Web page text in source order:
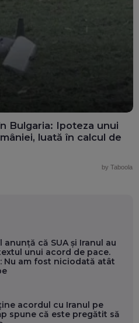
Bulgaria: Ipoteza unui
luată în calcul de
by Taboola
anunță că SUA și Iranul au
unui acord de pace.
Nu am fost niciodată atât
acordul cu Iranul pe
spune că este pregătit să